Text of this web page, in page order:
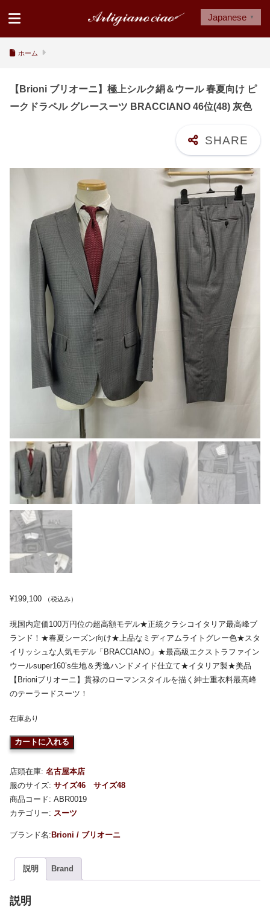
ホーム
【Brioni ブリオーニ】極上シルク絹＆ウール 春夏向け ピ
ークドラペル グレースーツ BRACCIANO 46位(48) 灰色
¥199,100 （税込み）
現国内定価100万円位の超高額モデル★正統クラシコイタリア最高峰ブ
ランド！★春夏シーズン向け★上品なミディアムライトグレー色★スタ
イリッシュな人気モデル「BRACCIANO」★最高級エクストラファイン
ウールsuper160’s生地＆秀逸ハンドメイド仕立て★イタリア製★美品
【Brioniブリオーニ】貫禄のローマンスタイルを描く紳士重衣料最高峰
のテーラードスーツ！
在庫あり
カートに入れる
店頭在庫: 名古屋本店
服のサイズ: サイズ46
サイズ48
商品コード: ABR0019
カテゴリー: スーツ
Brioni / ブリオーニ
説明 Brand
説明
Japanese ▼